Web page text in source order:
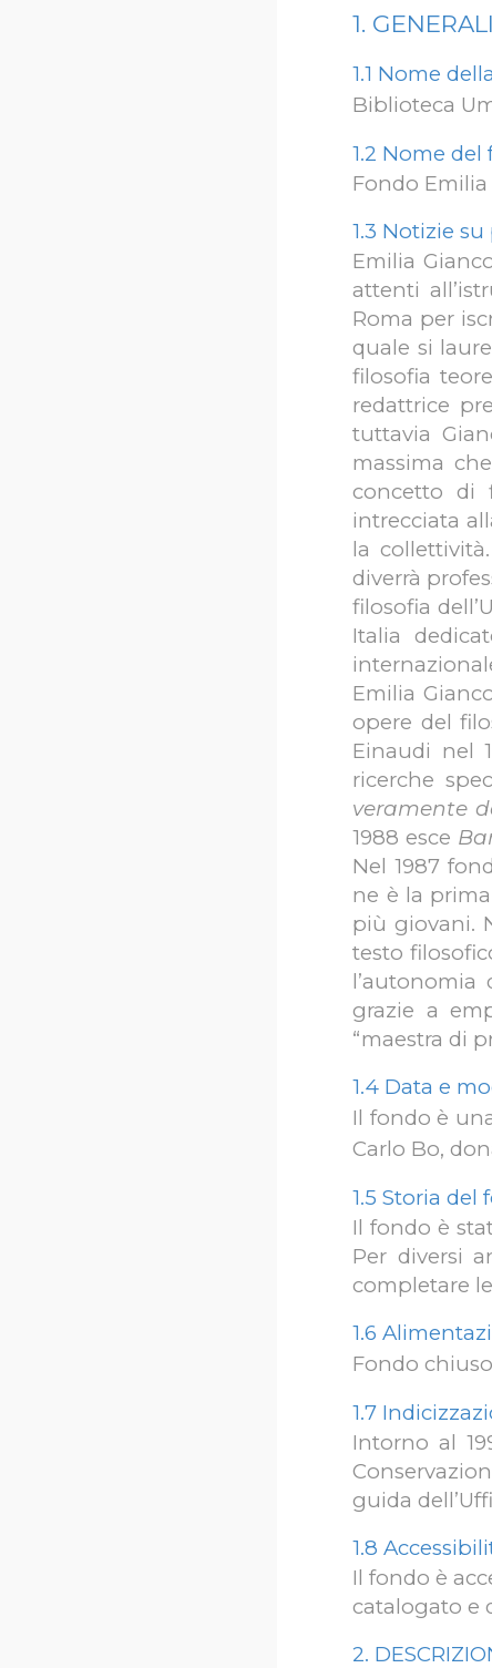
1.
1.1 Nome
Biblioteca
1.2 Nome del
Fondo
1.3 Notizie su
Emilia
attenti
Roma per
quale si
filosofia
redattrice
tuttavia
massima
concetto di
intrecciata
la
diverrà
filosofia
Italia
Emilia
opere del
Einaudi nel
ricerche
veramente
1988 esce
Nel 1987
ne è la
più giovani.
testo
l’autonomia
grazie a
“maestra di
1.4 Data e
Il fondo è
Carlo Bo,
1.5 Storia del
Il fondo è
Per diversi
completare
1.6
Fondo chiuso
1.7
Intorno al
guida
1.8
Il fondo è
catalogato e
2.